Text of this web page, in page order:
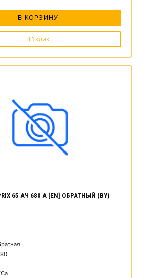
В КОРЗИНУ
В 1 клик
PRIX 65 АЧ 680 А [EN] ОБРАТНЫЙ (BY)